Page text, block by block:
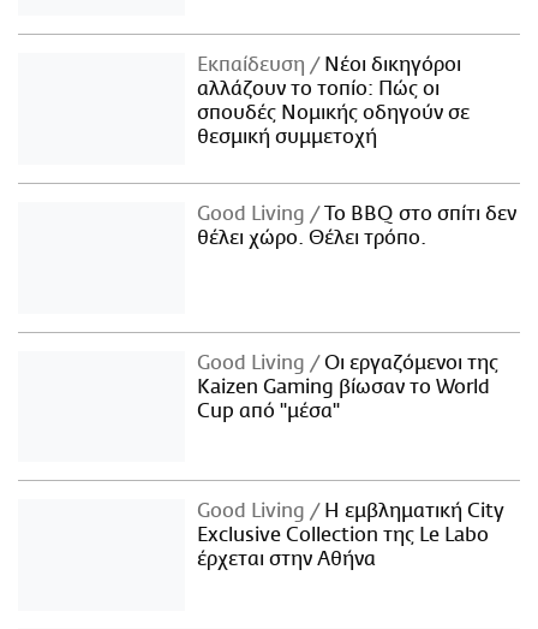
Εκπαίδευση
Νέοι δικηγόροι
αλλάζουν το τοπίο: Πώς οι
σπουδές Νομικής οδηγούν σε
θεσμική συμμετοχή
Good Living
Το BBQ στο σπίτι δεν
θέλει χώρο. Θέλει τρόπο.
Good Living
Οι εργαζόμενοι της
Kaizen Gaming βίωσαν το World
Cup από "μέσα"
Good Living
Η εμβληματική City
Exclusive Collection της Le Labo
έρχεται στην Αθήνα